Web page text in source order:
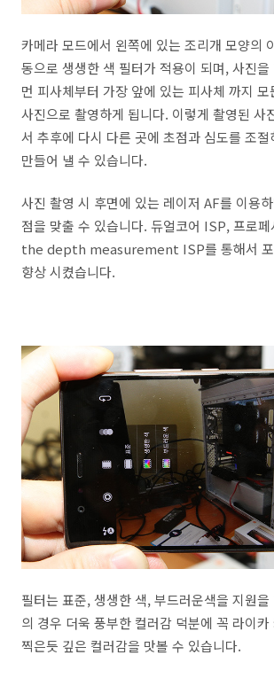
카메라 모드에서 왼쪽에 있는 조리개 모양의
동으로 생생한 색 필터가 적용이 되며, 사진
먼 피사체부터 가장 앞에 있는 피사체 까지 모
사진으로 촬영하게 됩니다. 이렇게 촬영된 사
서 추후에 다시 다른 곳에 초점과 심도를 조
만들어 낼 수 있습니다.
사진 촬영 시 후면에 있는 레이저 AF를 이용
점을 맞출 수 있습니다. 듀얼코어 ISP, 프로
the depth measurement ISP를 통해서 포
향상 시켰습니다.
필터는 표준, 생생한 색, 부드러운색을 지원
의 경우 더욱 풍부한 컬러감 덕분에 꼭 라이
찍은듯 깊은 컬러감을 맛볼 수 있습니다.